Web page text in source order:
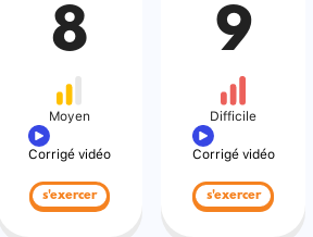
8
Moyen
Corrigé vidéo
s'exercer
9
Difficile
Corrigé vidéo
s'exercer